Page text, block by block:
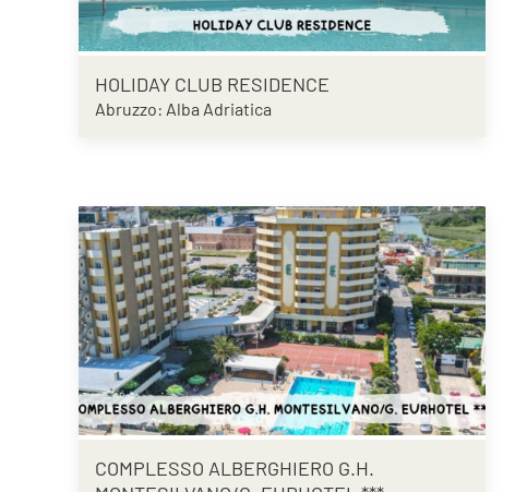
HOLIDAY CLUB RESIDENCE
Abruzzo: Alba Adriatica
COMPLESSO ALBERGHIERO G.H.